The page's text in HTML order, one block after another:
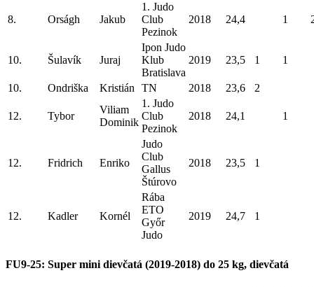
8. Orságh Jakub
1. Judo
Club
Pezinok
2018 24,4 1
10. Šulavík Juraj
Ipon Judo
Klub
Bratislava
2019 23,5 1 1
10. Ondriška Kristián TN 2018 23,6 2
12. Tybor
Viliam
Dominik
1. Judo
Club
Pezinok
2018 24,1 1
12. Fridrich Enriko
Judo
Club
Gallus
Štúrovo
2018 23,5 1
12. Kadler Kornél
Rába
ETO
Győr
Judo
2019 24,7 1
FU9-25: Super mini dievčatá (2019-2018) do 25 kg, dievčatá